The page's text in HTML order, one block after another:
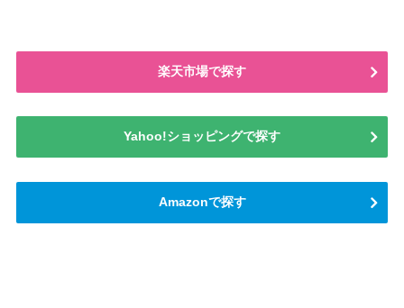
楽天市場で探す
Yahoo!ショッピングで探す
Amazonで探す